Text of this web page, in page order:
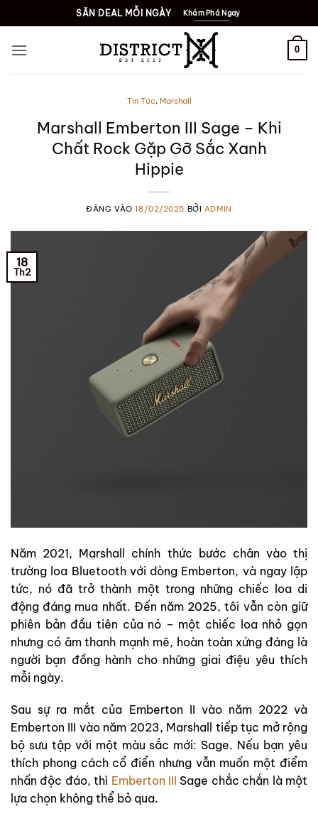
qua
nội
SĂN DEAL MỖI NGÀY Khám Phá Ngay
0
Tin Tức, Marshall
Marshall Emberton III Sage – Khi
Chất Rock Gặp Gỡ Sắc Xanh
Hippie
ĐĂNG VÀO18/02/2025 BỞI ADMIN
18
Th2
Năm 2021, Marshall chính thức bước chân vào thị
trường loa Bluetooth với dòng Emberton, và ngay lập
tức, nó đã trở thành một trong những chiếc loa di
động đáng mua nhất. Đến năm 2025, tôi vẫn còn giữ
phiên bản đầu tiên của nó – một chiếc loa nhỏ gọn
nhưng có âm thanh mạnh mẽ, hoàn toàn xứng đáng là
người bạn đồng hành cho những giai điệu yêu thích
mỗi ngày.
Sau sự ra mắt của Emberton II vào năm 2022 và
Emberton III vào năm 2023, Marshall tiếp tục mở rộng
bộ sưu tập với một màu sắc mới: Sage. Nếu bạn yêu
thích phong cách cổ điển nhưng vẫn muốn một điểm
nhấn độc đáo, thì Emberton III Sage chắc chắn là một
lựa chọn không thể bỏ qua.